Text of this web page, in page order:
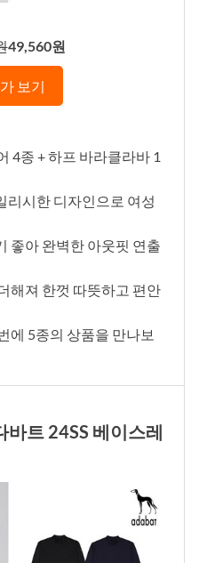
49,560원
보기
4종 + 하프 바라클라바 1
리시한 디자인으로 여성
좋아 완벽한 아웃핏 연출
해져 한껏 따뜻하고 편안
에 5종의 상품을 만나보
트 24SS 베이스레